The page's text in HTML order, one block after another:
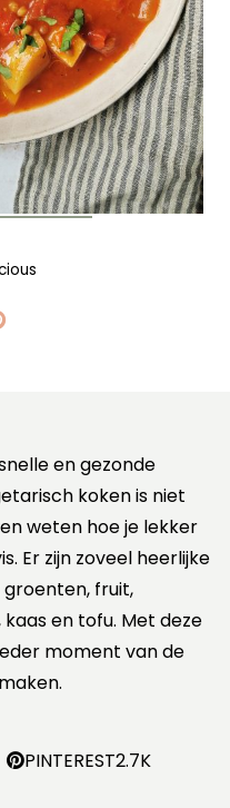
en gezonde
koken is niet
weten hoe je lekker
Er zijn zoveel heerlijke
fruit,
en tofu. Met deze
moment van de
PINTEREST2.7K